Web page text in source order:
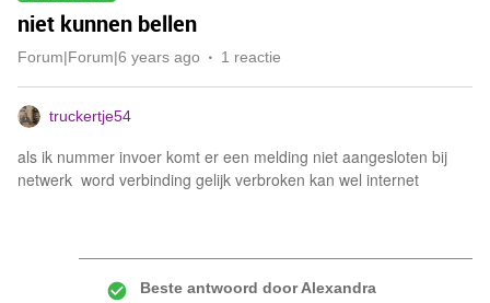
niet kunnen bellen
Forum|Forum|6 years ago 1 reactie
truckertje54
als ik nummer invoer komt er een melding niet aangesloten bij
netwerk word verbinding gelijk verbroken kan wel internet
Beste antwoord doorAlexandra